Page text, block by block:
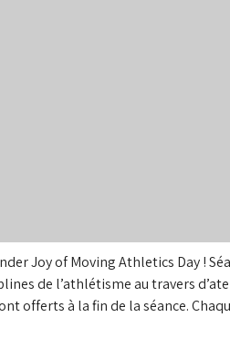
Joy of Moving Athletics Day !
de l’athlétisme au travers
offerts à la fin de la séance.